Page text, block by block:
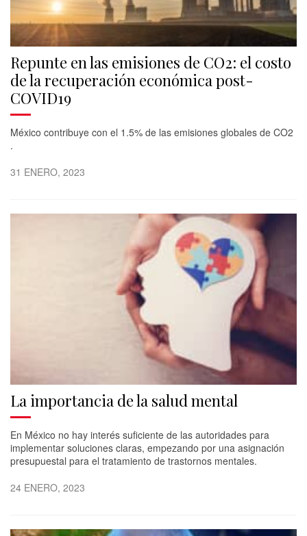
Repunte en las emisiones de CO2: el costo
de la recuperación económica post-
COVID19
México contribuye con el 1.5% de las emisiones globales de CO2
.
31 ENERO, 2023
La importancia de la salud mental
En México no hay interés suficiente de las autoridades para
implementar soluciones claras, empezando por una asignación
presupuestal para el tratamiento de trastornos mentales.
24 ENERO, 2023